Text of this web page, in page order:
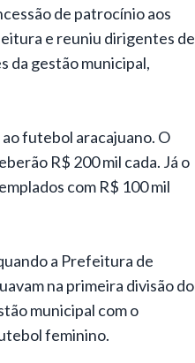
de patrocínio aos
e reuniu dirigentes de
da gestão municipal,
futebol aracajuano. O
R$ 200 mil cada. Já o
com R$ 100 mil
a Prefeitura de
na primeira divisão do
municipal com o
feminino.